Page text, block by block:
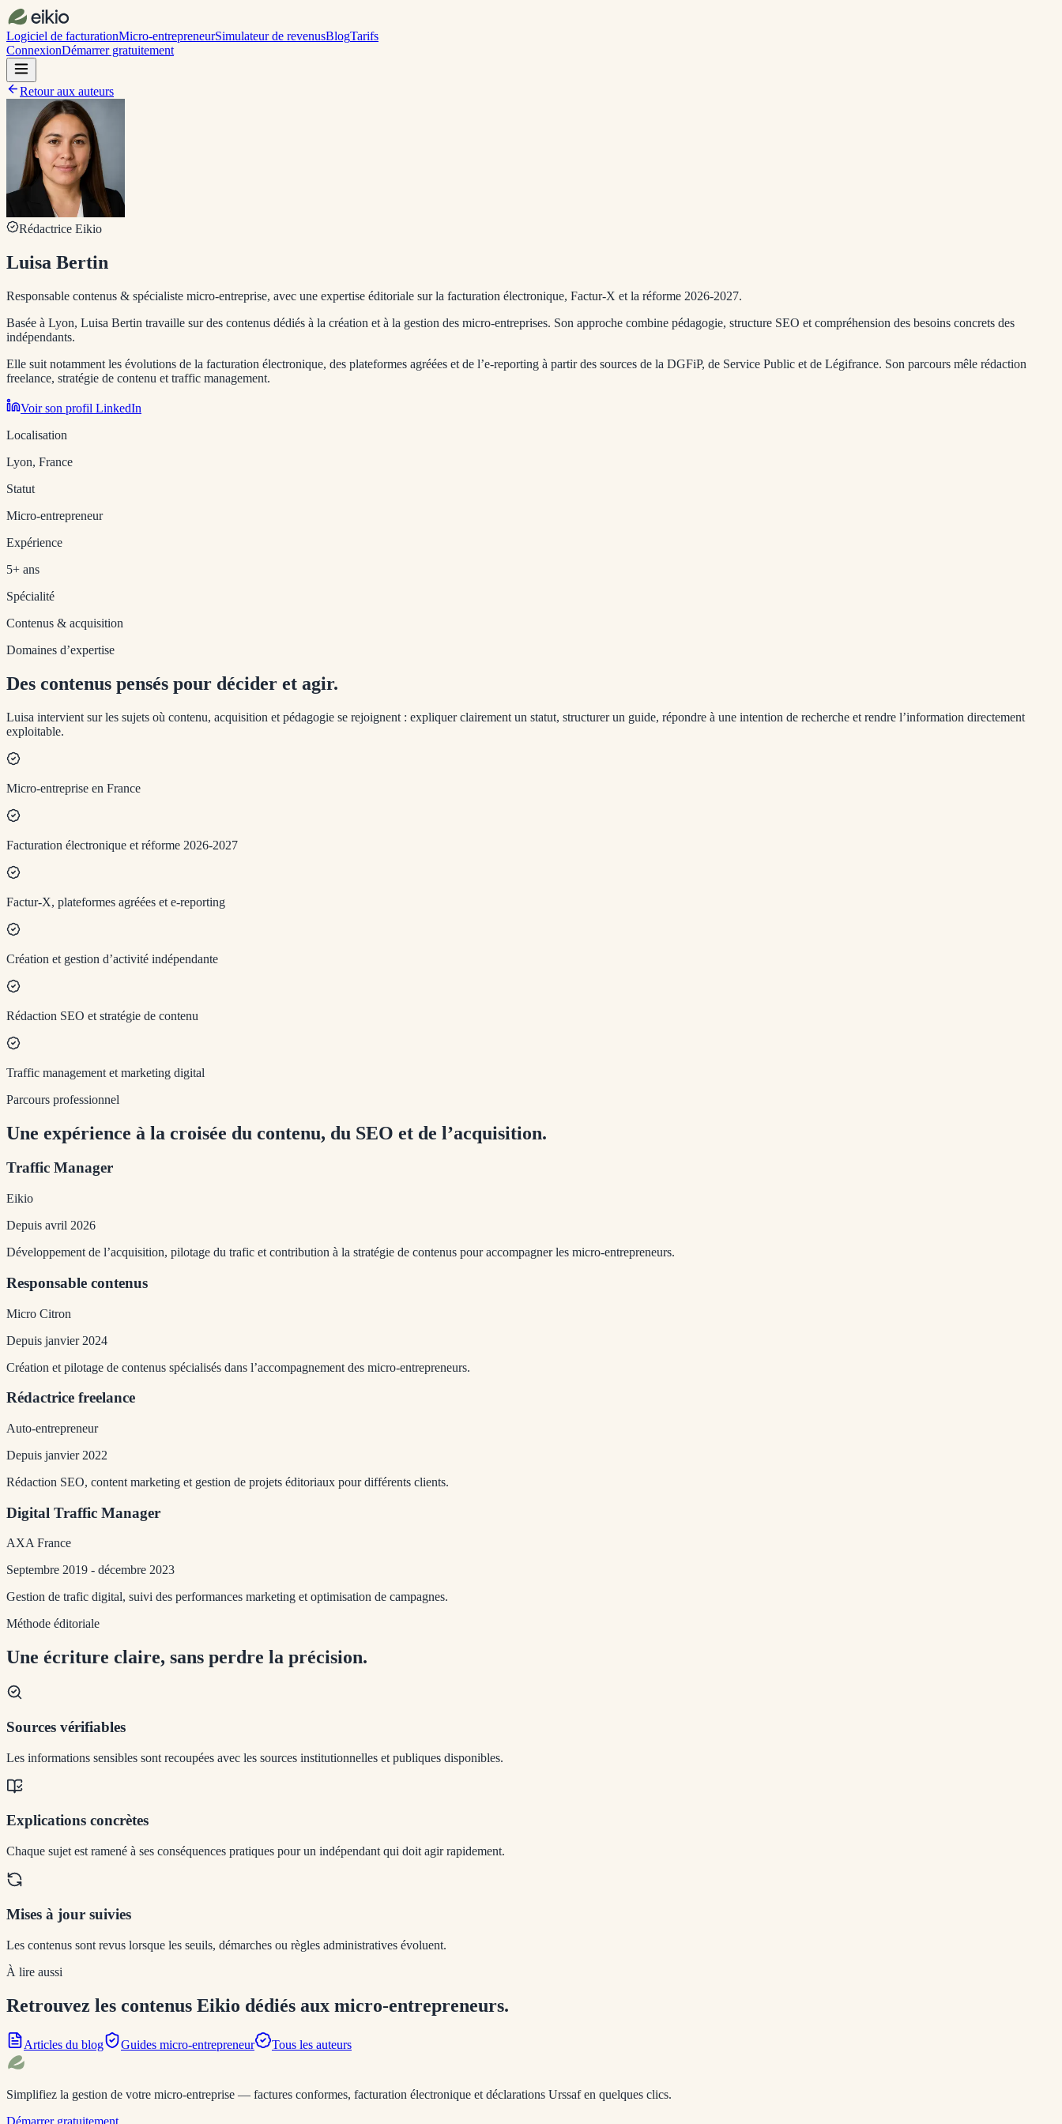
Logiciel de facturationMicro-entrepreneurSimulateur de revenusBlogTarifs
ConnexionDémarrer gratuitement
Retour aux auteurs
Rédactrice Eikio
Luisa Bertin
Responsable contenus & spécialiste micro-entreprise, avec une expertise éditoriale sur la facturation électronique, Factur-X et la réforme 2026-2027.
Basée à Lyon, Luisa Bertin travaille sur des contenus dédiés à la création et à la gestion des micro-entreprises. Son approche combine pédagogie, structure SEO et compréhension des besoins concrets des
indépendants.
Elle suit notamment les évolutions de la facturation électronique, des plateformes agréées et de l’e-reporting à partir des sources de la DGFiP, de Service Public et de Légifrance. Son parcours mêle rédaction
freelance, stratégie de contenu et traffic management.
Voir son profil LinkedIn
Localisation
Lyon, France
Statut
Micro-entrepreneur
Expérience
5+ ans
Spécialité
Contenus & acquisition
Domaines d’expertise
Des contenus pensés pour décider et agir.
Luisa intervient sur les sujets où contenu, acquisition et pédagogie se rejoignent : expliquer clairement un statut, structurer un guide, répondre à une intention de recherche et rendre l’information directement
exploitable.
Micro-entreprise en France
Facturation électronique et réforme 2026-2027
Factur-X, plateformes agréées et e-reporting
Création et gestion d’activité indépendante
Rédaction SEO et stratégie de contenu
Traffic management et marketing digital
Parcours professionnel
Une expérience à la croisée du contenu, du SEO et de l’acquisition.
Traffic Manager
Eikio
Depuis avril 2026
Développement de l’acquisition, pilotage du trafic et contribution à la stratégie de contenus pour accompagner les micro-entrepreneurs.
Responsable contenus
Micro Citron
Depuis janvier 2024
Création et pilotage de contenus spécialisés dans l’accompagnement des micro-entrepreneurs.
Rédactrice freelance
Auto-entrepreneur
Depuis janvier 2022
Rédaction SEO, content marketing et gestion de projets éditoriaux pour différents clients.
Digital Traffic Manager
AXA France
Septembre 2019 - décembre 2023
Gestion de trafic digital, suivi des performances marketing et optimisation de campagnes.
Méthode éditoriale
Une écriture claire, sans perdre la précision.
Sources vérifiables
Les informations sensibles sont recoupées avec les sources institutionnelles et publiques disponibles.
Explications concrètes
Chaque sujet est ramené à ses conséquences pratiques pour un indépendant qui doit agir rapidement.
Mises à jour suivies
Les contenus sont revus lorsque les seuils, démarches ou règles administratives évoluent.
À lire aussi
Retrouvez les contenus Eikio dédiés aux micro-entrepreneurs.
Articles du blog Guides micro-entrepreneur Tous les auteurs
Simplifiez la gestion de votre micro-entreprise — factures conformes, facturation électronique et déclarations Urssaf en quelques clics.